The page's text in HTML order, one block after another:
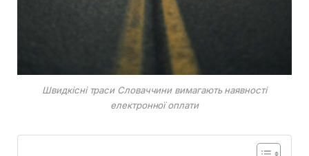
Швидкісні траси Словаччини вимагають наявності
електронної оплати